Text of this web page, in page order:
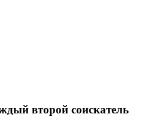
второй соискатель